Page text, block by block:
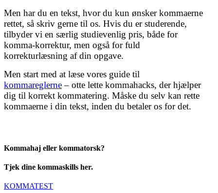
Men har du en tekst, hvor du kun ønsker kommaerne
rettet, så skriv gerne til os. Hvis du er studerende,
tilbyder vi en særlig studievenlig pris, både for
komma-korrektur, men også for fuld
korrekturlæsning af din opgave.
Men start med at læse vores guide til
kommareglerne– otte lette kommahacks, der hjælper
dig til korrekt kommatering. Måske du selv kan rette
kommaerne i din tekst, inden du betaler os for det.
Kommahaj eller kommatorsk?
Tjek dine kommaskills her.
KOMMATEST